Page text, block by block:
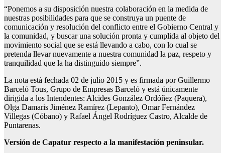
“Ponemos a su disposición nuestra colaboración en la medida de
nuestras posibilidades para que se construya un puente de
comunicación y resolución del conflicto entre el Gobierno Central y
la comunidad, y buscar una solución pronta y cumplida al objeto del
movimiento social que se está llevando a cabo, con lo cual se
pretenda llevar nuevamente a nuestra comunidad la paz, respeto y
tranquilidad que la ha distinguido siempre”.
La nota está fechada 02 de julio 2015 y es firmada por Guillermo
Barceló Tous, Grupo de Empresas Barceló y está únicamente
dirigida a los Intendentes: Alcides González Ordóñez (Paquera),
Olga Damaris Jiménez Ramírez (Lepanto), Omar Fernández
Villegas (Cóbano) y Rafael Ángel Rodríguez Castro, Alcalde de
Puntarenas.
Versión de Capatur respecto a la manifestación peninsular.